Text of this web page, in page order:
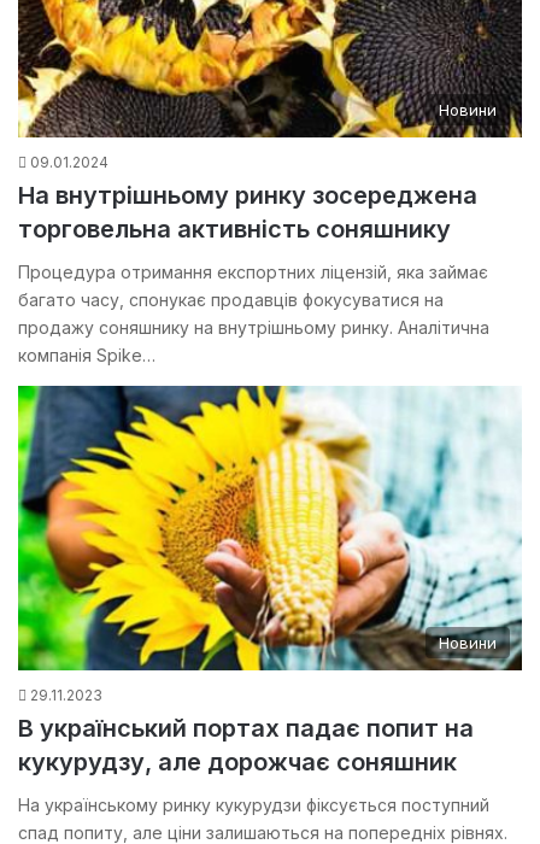
Новини
09.01.2024
На внутрішньому ринку зосереджена
торговельна активність соняшнику
Процедура отримання експортних ліцензій, яка займає
багато часу, спонукає продавців фокусуватися на
продажу соняшнику на внутрішньому ринку. Аналітична
компанія Spike…
Новини
29.11.2023
В український портах падає попит на
кукурудзу, але дорожчає соняшник
На українському ринку кукурудзи фіксується поступний
спад попиту, але ціни залишаються на попередніх рівнях.